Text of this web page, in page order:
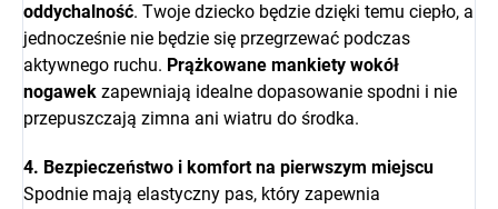
oddychalność. Twoje dziecko będzie dzięki temu ciepło, a
jednocześnie nie będzie się przegrzewać podczas
aktywnego ruchu. Prążkowane mankiety wokół
nogawek zapewniają idealne dopasowanie spodni i nie
przepuszczają zimna ani wiatru do środka.
4. Bezpieczeństwo i komfort na pierwszym miejscu
Spodnie mają elastyczny pas, który zapewnia